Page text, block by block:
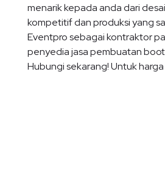
menarik kepada anda dari
kompetitif dan produksi yang
Eventpro sebagai kontraktor
penyedia jasa pembuatan
Hubungi sekarang! Untuk